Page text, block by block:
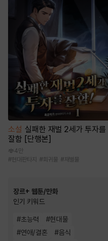
소설 실패한 재벌 2세가 투자를
잘함 [단행본]
4만
#현대판타지 #회귀물 # 재벌물
장르+ 웹툰/만화
인기 키워드
#초능력 #현대물
#연애/결혼 #음식